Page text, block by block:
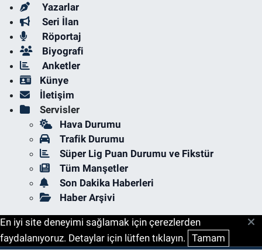
Yazarlar
Seri İlan
Röportaj
Biyografi
Anketler
Künye
İletişim
Servisler
Hava Durumu
Trafik Durumu
Süper Lig Puan Durumu ve Fikstür
Tüm Manşetler
Son Dakika Haberleri
Haber Arşivi
En iyi site deneyimi sağlamak için çerezlerden
faydalanıyoruz. Detaylar için lütfen tıklayın. Tamam